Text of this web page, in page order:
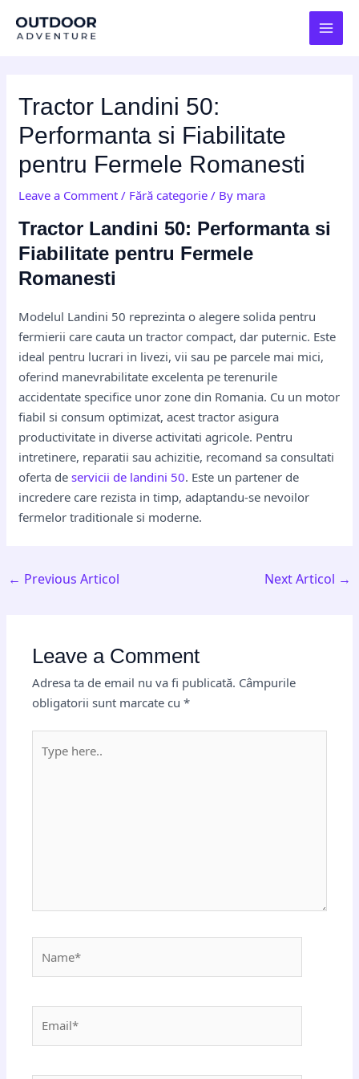
Tractor Landini 50:
Performanta si Fiabilitate
pentru Fermele Romanesti
Leave a Comment / Fără categorie / By mara
Tractor Landini 50: Performanta si
Fiabilitate pentru Fermele
Romanesti
Modelul Landini 50 reprezinta o alegere solida pentru
fermierii care cauta un tractor compact, dar puternic. Este
ideal pentru lucrari in livezi, vii sau pe parcele mai mici,
oferind manevrabilitate excelenta pe terenurile
accidentate specifice unor zone din Romania. Cu un motor
fiabil si consum optimizat, acest tractor asigura
productivitate in diverse activitati agricole. Pentru
intretinere, reparatii sau achizitie, recomand sa consultati
oferta deservicii de landini 50. Este un partener de
incredere care rezista in timp, adaptandu-se nevoilor
fermelor traditionale si moderne.
navigation
← Previous Articol Next Articol →
Leave a Comment
Adresa ta de email nu va fi publicată. Câmpurile
obligatorii sunt marcate cu*
here..